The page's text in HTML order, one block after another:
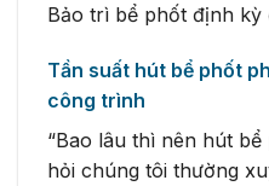
Bảo trì bể phốt định kỳ
Tần suất hút bể phốt
công trình
“Bao lâu thì nên hút
hỏi chúng tôi thường